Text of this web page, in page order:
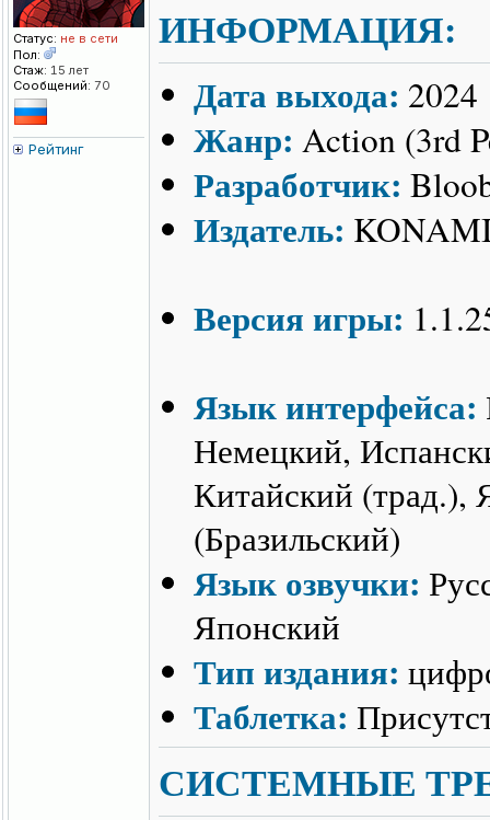
Статус: не в сети
Пол:
Стаж: 15 лет
Сообщений: 70
Рейтинг
ИНФОРМАЦИЯ:
Дата выхода: 2024
Жанр: Action (3rd
Разработчик:
Издатель:
Версия игры:
Язык интерфейса:
Немецкий,
Китайский (трад.),
(Бразильский)
Язык озвучки:
Японский
Тип издания:
Таблетка:
СИСТЕМНЫЕ